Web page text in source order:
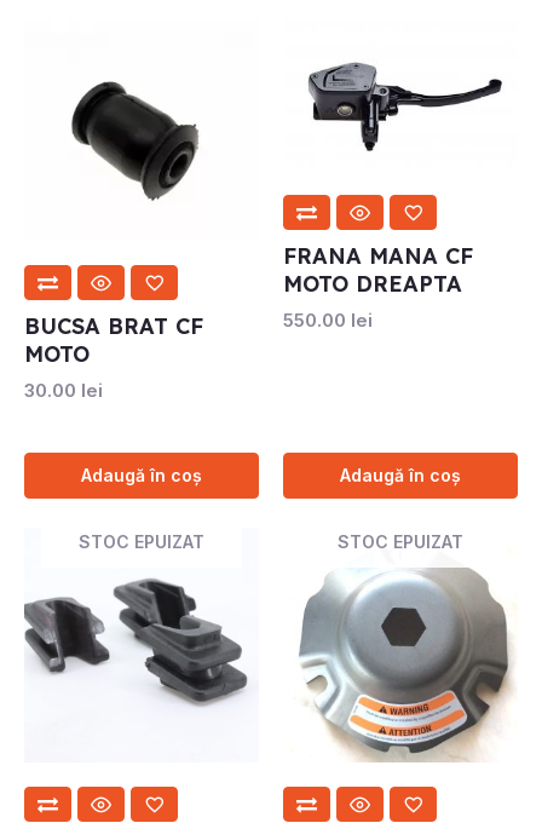
BUCSA BRAT CF
MOTO
30.00 lei
Adaugă în coș
FRANA MANA CF
MOTO DREAPTA
550.00 lei
Adaugă în coș
STOC EPUIZAT STOC EPUIZAT